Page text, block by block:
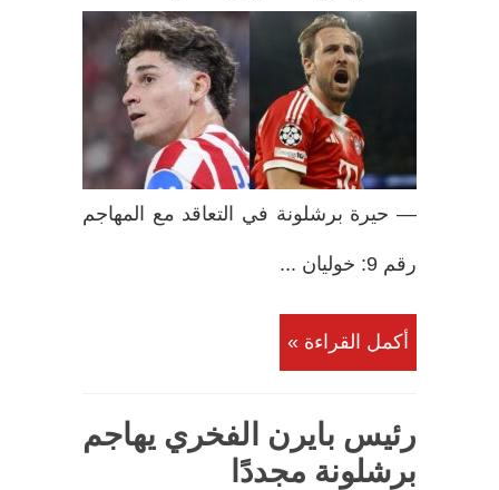
— حيرة برشلونة في التعاقد مع المهاجم
رقم 9: خوليان ...
أكمل القراءة »
رئيس بايرن الفخري يهاجم
برشلونة مجددًا